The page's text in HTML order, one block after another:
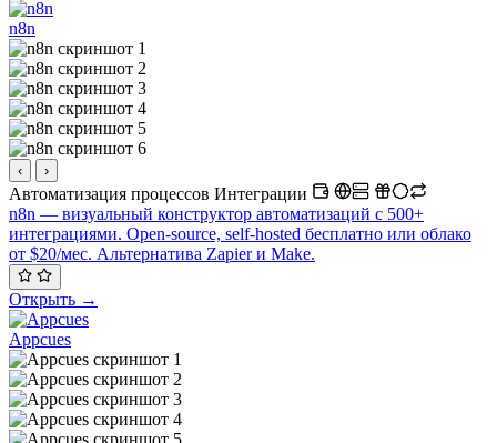
n8n
‹ ›
Автоматизация процессов Интеграции
n8n — визуальный конструктор автоматизаций с 500+
интеграциями. Open-source, self-hosted бесплатно или облако
от $20/мес. Альтернатива Zapier и Make.
Открыть →
Appcues